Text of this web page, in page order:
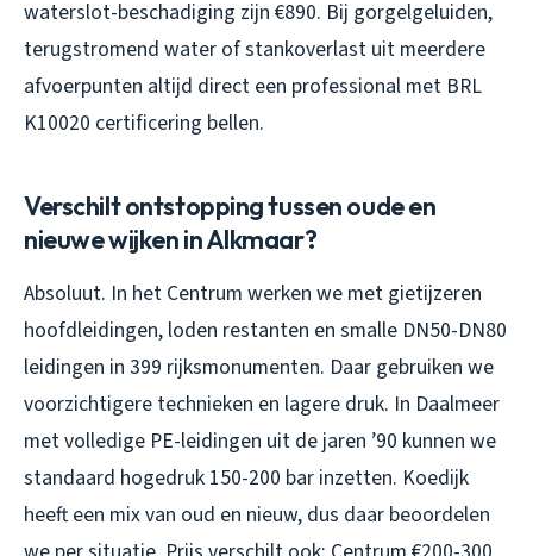
waterslot-beschadiging zijn €890. Bij gorgelgeluiden,
terugstromend water of stankoverlast uit meerdere
afvoerpunten altijd direct een professional met BRL
K10020 certificering bellen.
Verschilt ontstopping tussen oude en
nieuwe wijken in Alkmaar?
Absoluut. In het Centrum werken we met gietijzeren
hoofdleidingen, loden restanten en smalle DN50-DN80
leidingen in 399 rijksmonumenten. Daar gebruiken we
voorzichtigere technieken en lagere druk. In Daalmeer
met volledige PE-leidingen uit de jaren ’90 kunnen we
standaard hogedruk 150-200 bar inzetten. Koedijk
heeft een mix van oud en nieuw, dus daar beoordelen